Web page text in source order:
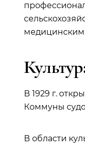
медицинским
В 1929 г.
Коммуны
В области